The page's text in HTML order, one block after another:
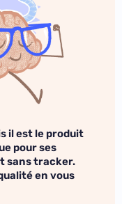
il est le produit
pour ses
sans tracker.
en vous